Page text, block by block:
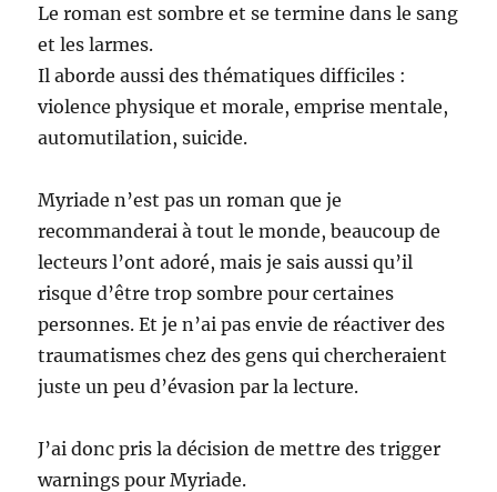
Le roman est sombre et se termine dans le sang
et les larmes.
Il aborde aussi des thématiques difficiles :
violence physique et morale, emprise mentale,
automutilation, suicide.
Myriade n’est pas un roman que je
recommanderai à tout le monde, beaucoup de
lecteurs l’ont adoré, mais je sais aussi qu’il
risque d’être trop sombre pour certaines
personnes. Et je n’ai pas envie de réactiver des
traumatismes chez des gens qui chercheraient
juste un peu d’évasion par la lecture.
J’ai donc pris la décision de mettre des trigger
warnings pour Myriade.